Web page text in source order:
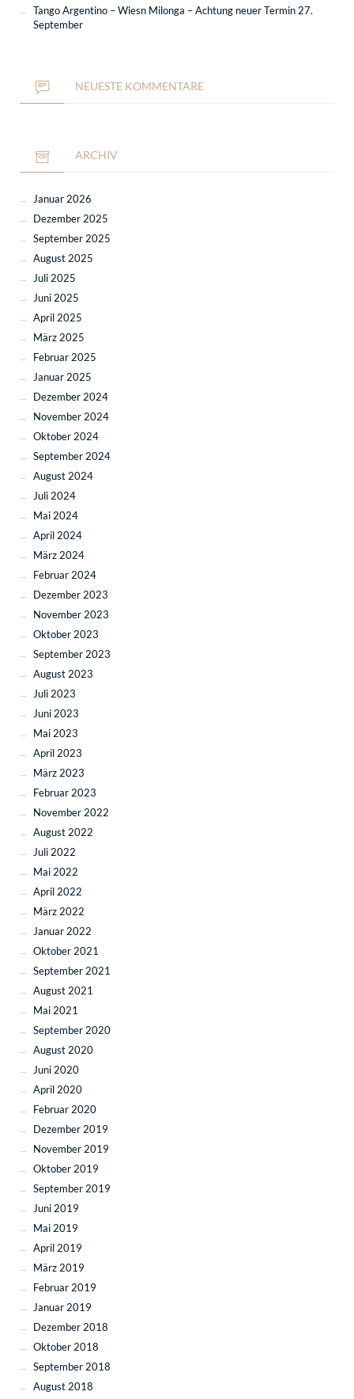
Tango Argentino – Wiesn Milonga – Achtung neuer Termin 27.
September
NEUESTE KOMMENTARE
ARCHIV
Januar 2026
Dezember 2025
September 2025
August 2025
Juli 2025
Juni 2025
April 2025
März 2025
Februar 2025
Januar 2025
Dezember 2024
November 2024
Oktober 2024
September 2024
August 2024
Juli 2024
Mai 2024
April 2024
März 2024
Februar 2024
Dezember 2023
November 2023
Oktober 2023
September 2023
August 2023
Juli 2023
Juni 2023
Mai 2023
April 2023
März 2023
Februar 2023
November 2022
August 2022
Juli 2022
Mai 2022
April 2022
März 2022
Januar 2022
Oktober 2021
September 2021
August 2021
Mai 2021
September 2020
August 2020
Juni 2020
April 2020
Februar 2020
Dezember 2019
November 2019
Oktober 2019
September 2019
Juni 2019
Mai 2019
April 2019
März 2019
Februar 2019
Januar 2019
Dezember 2018
Oktober 2018
September 2018
August 2018